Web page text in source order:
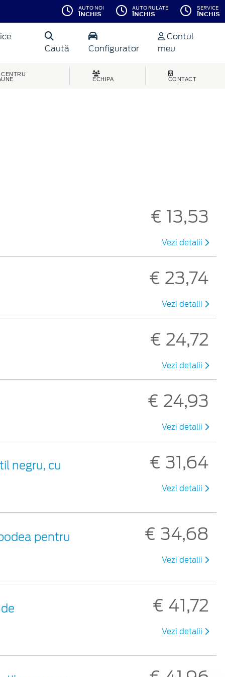
AUTO NOI
ÎNCHIS
AUTO RULATE
ÎNCHIS
SERVICE
ÎNCHIS
Caută Configurator
Contul
meu
CENTRU
ECHIPA CONTACT
€ 13,53
Vezi detalii
€ 23,74
Vezi detalii
€ 24,72
Vezi detalii
€ 24,93
Vezi detalii
negru, cu
€ 31,64
Vezi detalii
pentru
€ 34,68
Vezi detalii
€ 41,72
Vezi detalii